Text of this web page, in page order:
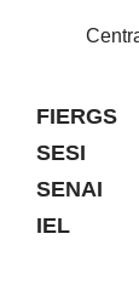
FIERGS
SESI
SENAI
IEL